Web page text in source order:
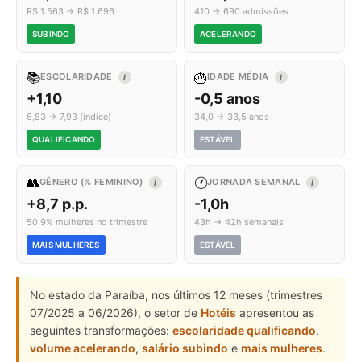
R$ 1.563 → R$ 1.696
SUBINDO
410 → 690 admissões
ACELERANDO
📚ESCOLARIDADE I
+1,10
6,83 → 7,93 (índice)
QUALIFICANDO
🎂IDADE MÉDIA I
-0,5 anos
34,0 → 33,5 anos
ESTÁVEL
👥GÊNERO (% FEMININO) I
+8,7 p.p.
50,9% mulheres no trimestre
MAIS MULHERES
🕐JORNADA SEMANAL I
-1,0h
43h → 42h semanais
ESTÁVEL
No estado da Paraíba, nos últimos 12 meses (trimestres
07/2025 a 06/2026), o setor de Hotéis apresentou as
seguintes transformações: escolaridade qualificando,
volume acelerando, salário subindo e mais mulheres.